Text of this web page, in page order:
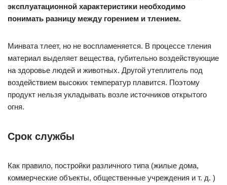
эксплуатационной характеристики необходимо
понимать разницу между горением и тлением.
Минвата тлеет, но не воспламеняется. В процессе тления
материал выделяет вещества, губительно воздействующие
на здоровье людей и животных. Другой утеплитель под
воздействием высоких температур плавится. Поэтому
продукт нельзя укладывать возле источников открытого
огня.
Срок службы
Как правило, постройки различного типа (жилые дома,
коммерческие объекты, общественные учреждения и т. д. )